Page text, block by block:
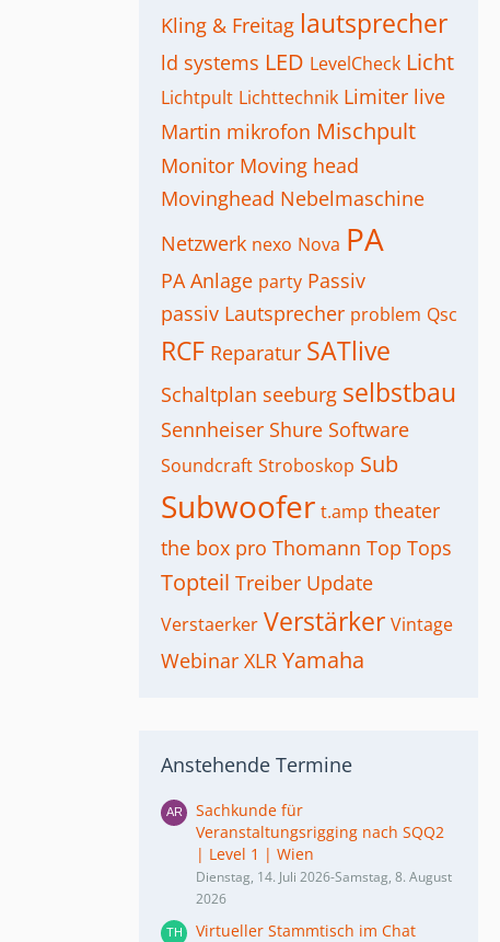
Kling & Freitag lautsprecher
ld systems LED LevelCheck Licht
Lichtpult Lichttechnik Limiter live
Martin mikrofon Mischpult
Monitor Moving head
Movinghead Nebelmaschine
Netzwerk nexo Nova PA
PA Anlage party Passiv
passiv Lautsprecher problem Qsc
RCF Reparatur SATlive
Schaltplan seeburg selbstbau
Sennheiser Shure Software
Soundcraft Stroboskop Sub
Subwoofer t.amp theater
the box pro Thomann Top Tops
Topteil Treiber Update
Verstaerker Verstärker Vintage
Webinar XLR Yamaha
Anstehende Termine
Sachkunde für
Veranstaltungsrigging nach SQQ2
| Level 1 | Wien
Dienstag, 14. Juli 2026-Samstag, 8. August
2026
Virtueller Stammtisch im Chat